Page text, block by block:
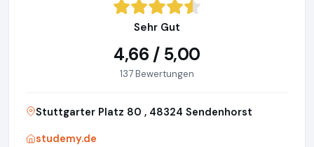
Sehr Gut
4,66 / 5,00
137 Bewertungen
Stuttgarter Platz 80 , 48324 Sendenhorst
studemy.de